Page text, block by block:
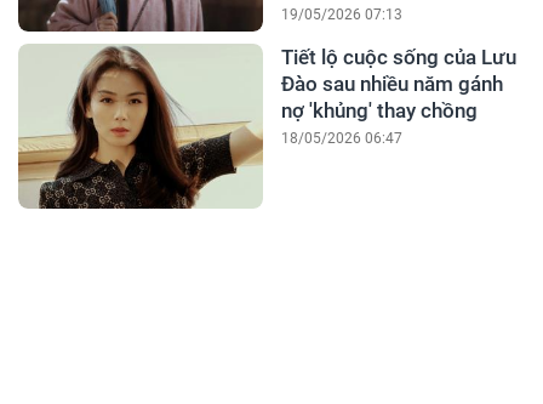
19/05/2026 07:13
Tiết lộ cuộc sống của Lưu
Đào sau nhiều năm gánh
nợ 'khủng' thay chồng
18/05/2026 06:47